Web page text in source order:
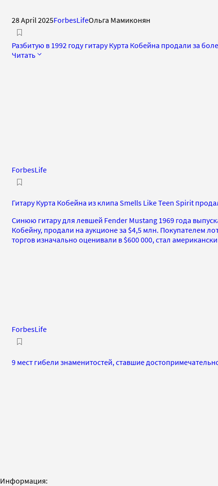
28 April 2025ForbesLifeОльга Мамиконян
Разбитую в 1992 году гитару Курта Кобейна продали за
Читать
ForbesLife
Гитару Курта Кобейна из клипа Smells Like Teen Spirit
Синюю гитару для левшей Fender Mustang 1969 года
Кобейну, продали на аукционе за $4,5 млн. Покупателем
торгов изначально оценивали в $600 000, стал
ForbesLife
9 мест гибели знаменитостей, ставшие
Информация: